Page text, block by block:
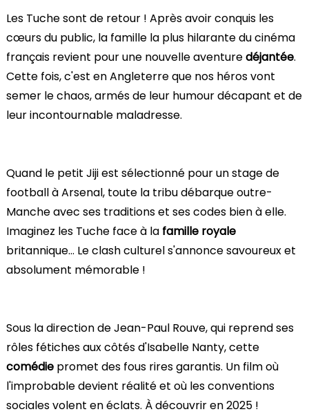
Les Tuche sont de retour ! Après avoir conquis les
cœurs du public, la famille la plus hilarante du cinéma
français revient pour une nouvelle aventuredéjantée.
Cette fois, c'est en Angleterre que nos héros vont
semer le chaos, armés de leur humour décapant et de
leur incontournable maladresse.
Quand le petit Jiji est sélectionné pour un stage de
football à Arsenal, toute la tribu débarque outre-
Manche avec ses traditions et ses codes bien à elle.
Imaginez les Tuche face à la famille royale
britannique… Le clash culturel s'annonce savoureux et
absolument mémorable !
Sous la direction de Jean-Paul Rouve, qui reprend ses
rôles fétiches aux côtés d'Isabelle Nanty, cette
comédie promet des fous rires garantis. Un film où
l'improbable devient réalité et où les conventions
sociales volent en éclats. À découvrir en 2025 !